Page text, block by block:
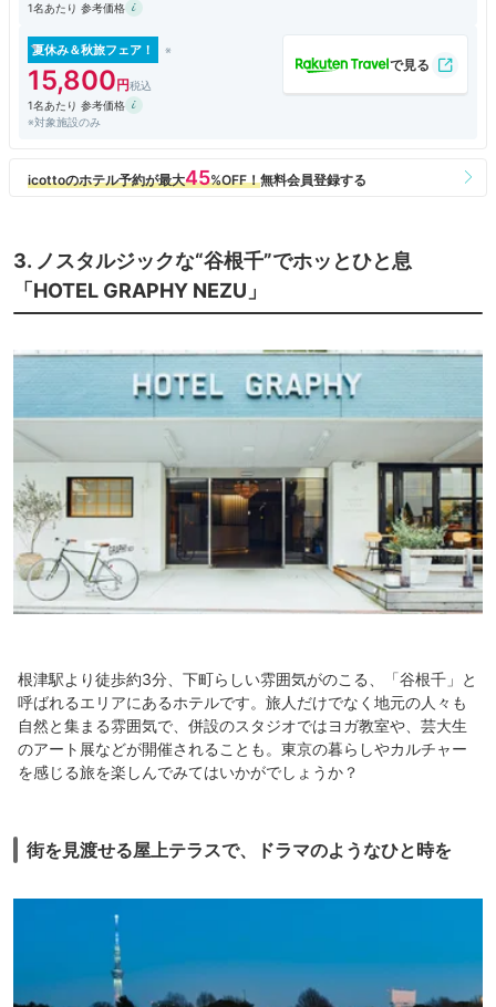
客のほとんどが外国人で、まるで外国のホステルに来たかのような雰囲気
1名あたり 参考価格
夏休み＆秋旅フェア！
15,800
1名あたり 参考価格
※対象施設のみ
3. ノスタルジックな“谷根千”でホッとひと息
「HOTEL GRAPHY NEZU」
根津駅より徒歩約3分、下町らしい雰囲気がのこる、「谷根千」と
呼ばれるエリアにあるホテルです。旅人だけでなく地元の人々も
自然と集まる雰囲気で、併設のスタジオではヨガ教室や、芸大生
のアート展などが開催されることも。東京の暮らしやカルチャー
を感じる旅を楽しんでみてはいかがでしょうか？
街を見渡せる屋上テラスで、ドラマのようなひと時を